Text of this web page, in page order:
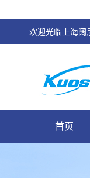
欢迎光临上海阔
首页